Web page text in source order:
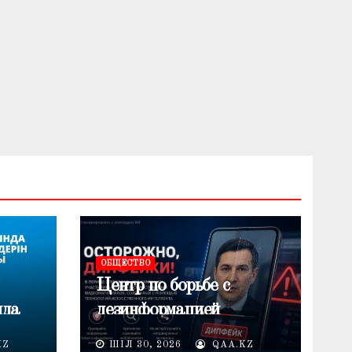
ОБЩЕСТВО
Центр по борьбе с
дезинформацией
предупреждает о
ШІЛ 30, 2026 QAA.KZ